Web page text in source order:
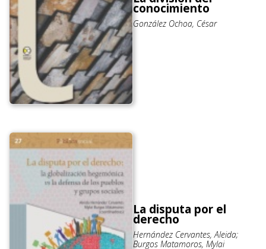
conocimiento
González Ochoa, César
La disputa por el
derecho
Hernández Cervantes, Aleida;
Burgos Matamoros, Mylai